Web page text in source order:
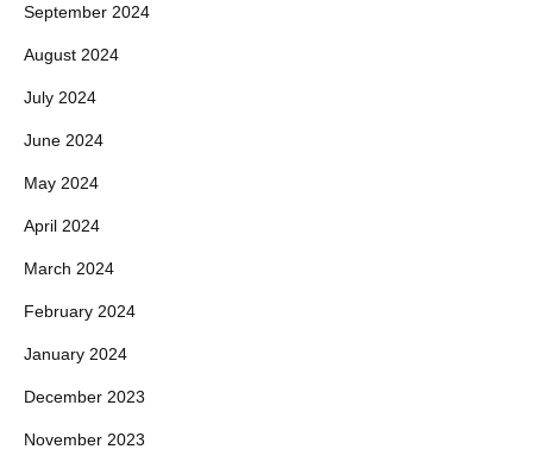
September 2024
August 2024
July 2024
June 2024
May 2024
April 2024
March 2024
February 2024
January 2024
December 2023
November 2023